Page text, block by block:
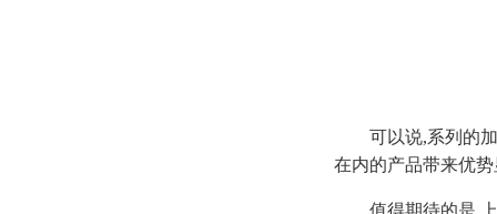
可以说,系列的
在内的产品带来优
值得期待的是,